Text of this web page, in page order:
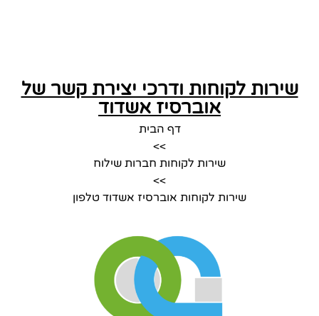
שירות לקוחות ודרכי יצירת קשר של
אוברסיז אשדוד
דף הבית
>>
שירות לקוחות חברות שילוח
>>
שירות לקוחות אוברסיז אשדוד טלפון